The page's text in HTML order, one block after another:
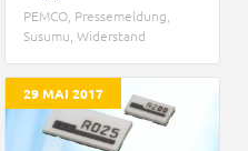
PEMCO Pressemeldung
Susumu Widerstand
29 MAI 2017